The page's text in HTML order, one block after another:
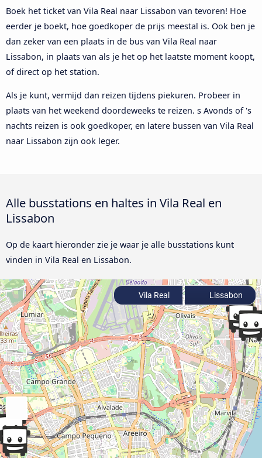
Boek het ticket van Vila Real naar Lissabon van tevoren! Hoe
eerder je boekt, hoe goedkoper de prijs meestal is. Ook ben je
dan zeker van een plaats in de bus van Vila Real naar
Lissabon, in plaats van als je het op het laatste moment koopt,
of direct op het station.
Als je kunt, vermijd dan reizen tijdens piekuren. Probeer in
plaats van het weekend doordeweeks te reizen. s Avonds of 's
nachts reizen is ook goedkoper, en latere bussen van Vila Real
naar Lissabon zijn ook leger.
Alle busstations en haltes in Vila Real en
Lissabon
Op de kaart hieronder zie je waar je alle busstations kunt
vinden in Vila Real en Lissabon.
Vila Real Lissabon